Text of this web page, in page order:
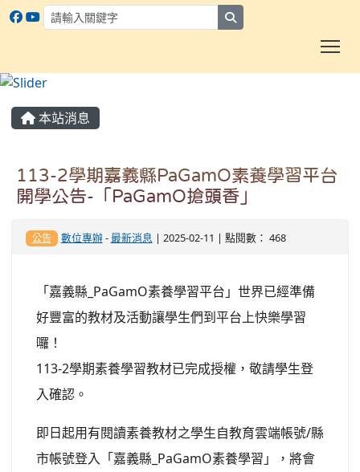
本站消息
113-2學期嘉義縣PaGamO素養學習平台
開學公告-「PaGamO搶頭香」
公告 數位專辦-最新消息 | 2025-02-11 | 點閱數： 468
「嘉義縣_PaGamO素養學習平台」世界已經準備
好豐富的教材及活動讓學生們到平台上快樂學習
囉！
113-2學期素養學習教材已完成授權，敬請學生登
入確認。
即日起用有閱讀素養教材之學生自教育雲端帳號/縣
市帳號登入「嘉義縣_PaGamO素養學習」，將會